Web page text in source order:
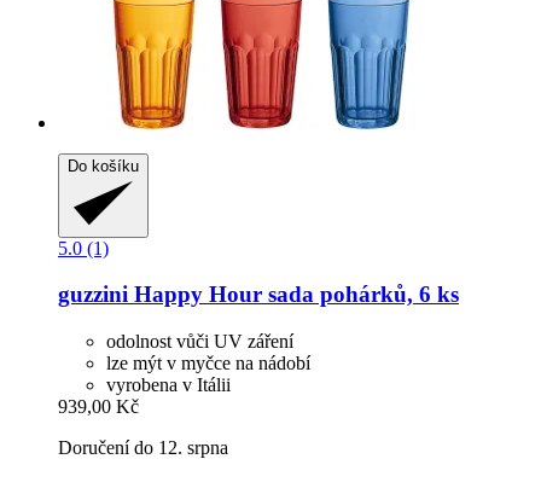
Do košíku
5.0 (1)
guzzini Happy Hour sada pohárků, 6 ks
odolnost vůči UV záření
lze mýt v myčce na nádobí
vyrobena v Itálii
939,00 Kč
Doručení do 12. srpna